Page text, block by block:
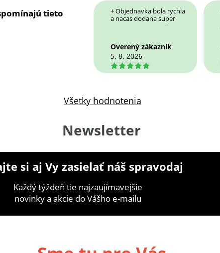
tieto
+ Objednavka bola rychla
a nacas dodana super
Overený zákazník
5. 8. 2026
5
Všetky hodnotenia
Newsletter
si aj Vy zasielať náš spravodaj
Každý týždeň tie najzaujímavejšie
novinky a akcie do Vášho e-mailu